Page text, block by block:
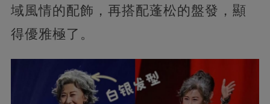
域風情的配飾，再搭配蓬松的盤發，顯
得優雅極了。